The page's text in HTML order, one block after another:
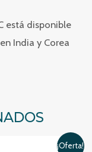
está disponible
India y Corea
¡Oferta!